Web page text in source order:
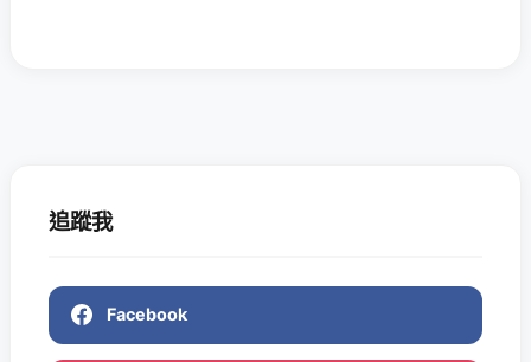
追蹤我
Facebook